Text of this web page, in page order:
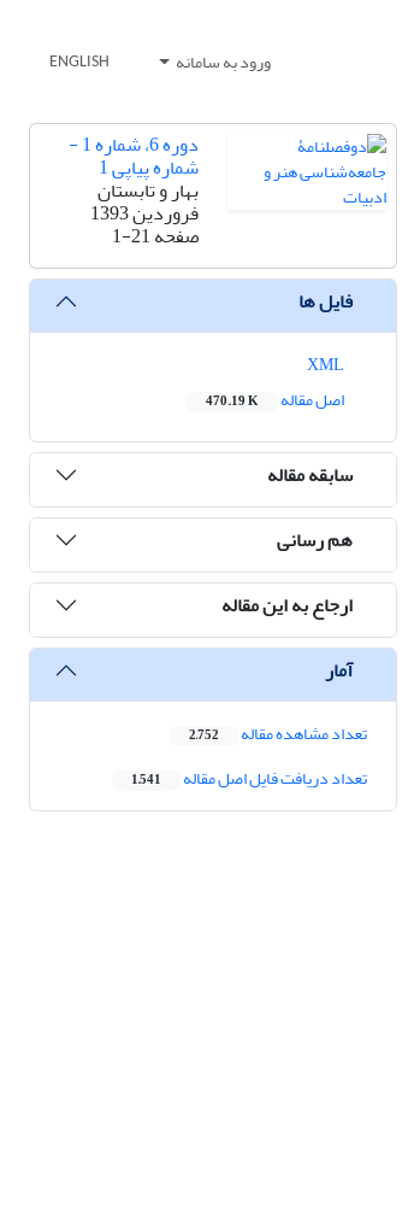
ورود به سامانه ENGLISH
دوره 6، شماره 1 -
شماره پیاپی 1
بهار و تابستان
فروردین 1393
صفحه1-21
فایل ها
اصل مقاله
470.19 K
سابقه مقاله
هم رسانی
ارجاع به این مقاله
آمار
تعداد مشاهده مقاله 2,752
تعداد دریافت فایل اصل مقاله 1,541